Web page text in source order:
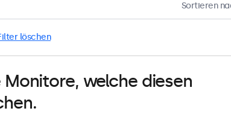
Sortieren
löschen
welche diesen